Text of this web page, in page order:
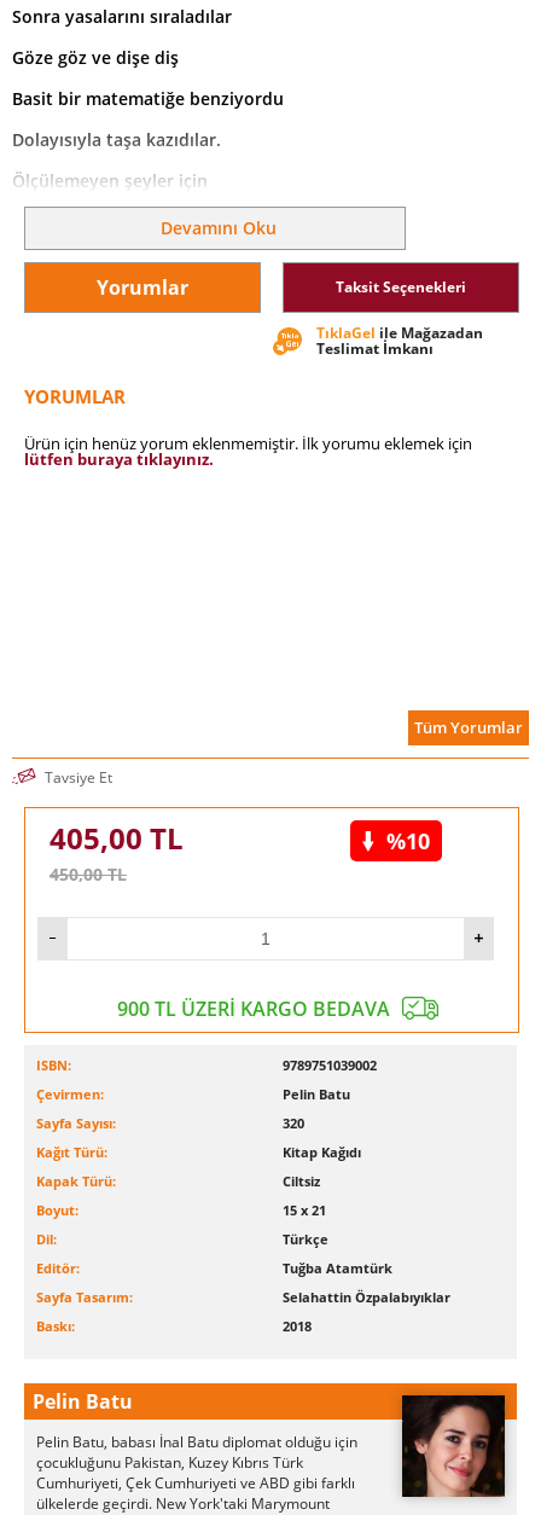
Sonra yasalarını sıraladılar
Göze göz ve dişe diş
Basit bir matematiğe benziyordu
Dolayısıyla taşa kazıdılar.
Ölçülemeyen şeyler için
Korku ve titremeyle dürtülmeleri icap ederdi
O yüzden şimşek tanrının kılıcı olarak bilinegeldi.
Devamını Oku
Yorumlar Taksit Seçenekleri
TıklaGel ile Mağazadan
Teslimat İmkanı
YORUMLAR
Ürün için henüz yorum eklenmemiştir. İlk yorumu eklemek için
lütfen buraya tıklayınız.
Tüm Yorumlar
Tavsiye Et
405,00 TL
450,00TL
%10
900 TL ÜZERİ KARGO BEDAVA
ISBN:
9789751039002
Çevirmen:
Pelin Batu
Sayfa Sayısı:
320
Kağıt Türü:
Kitap Kağıdı
Kapak Türü:
Ciltsiz
Boyut:
15 x 21
Dil:
Türkçe
Editör:
Tuğba Atamtürk
Sayfa Tasarım:
Selahattin Özpalabıyıklar
Baskı:
2018
Pelin Batu
Pelin Batu, babası İnal Batu diplomat olduğu için
çocukluğunu Pakistan, Kuzey Kıbrıs Türk
Cumhuriyeti, Çek Cumhuriyeti ve ABD gibi farklı
ülkelerde geçirdi. New York'taki Marymount